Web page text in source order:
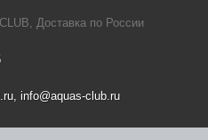
Доставка по России
info@aquas-club.ru